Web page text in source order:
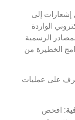
إلى
الواردة
الرسمية
الخطيرة من
على عمليات
افحص